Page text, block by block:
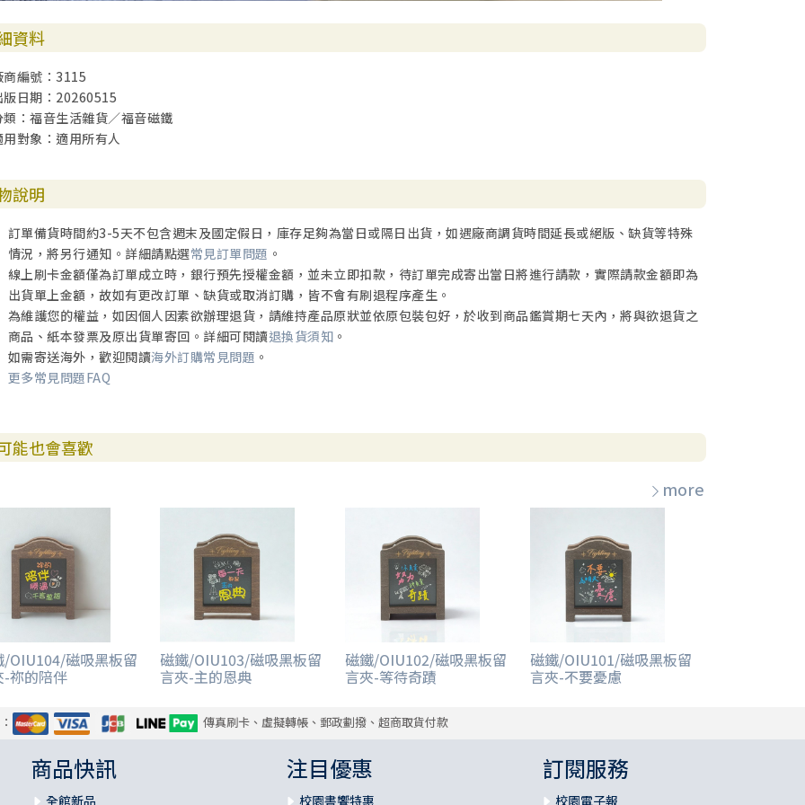
資料
商編號：3115
版日期：20260515
類：福音生活雜貨／福音磁鐵
用對象：適用所有人
說明
訂單備貨時間約3-5天不包含週末及國定假日，庫存足夠為當日或隔日出貨，如遇廠商調貨時間延長或絕版、缺貨等特殊
情況，將另行通知。詳細請點選常見訂單問題 。
線上刷卡金額僅為訂單成立時，銀行預先授權金額，並未立即扣款，待訂單完成寄出當日將進行請款，實際請款金額即為
出貨單上金額，故如有更改訂單、缺貨或取消訂購，皆不會有刷退程序產生。
為維護您的權益，如因個人因素欲辦理退貨，請維持產品原狀並依原包裝包好，於收到商品鑑賞期七天內，將與欲退貨之
商品、紙本發票及原出貨單寄回。詳細可閱讀退換貨須知 。
如需寄送海外，歡迎閱讀海外訂購常見問題 。
更多常見問題FAQ
能也會喜歡
more
/OIU104/磁吸黑板留
-祢的陪伴
磁鐵/OIU103/磁吸黑板留
言夾-主的恩典
磁鐵/OIU102/磁吸黑板留
言夾-等待奇蹟
磁鐵/OIU101/磁吸黑板留
言夾-不要憂慮
傳真刷卡、虛擬轉帳、郵政劃撥、超商取貨付款
商品快訊
全館新品
注目優惠
校園書饗特惠
訂閱服務
校園電子報